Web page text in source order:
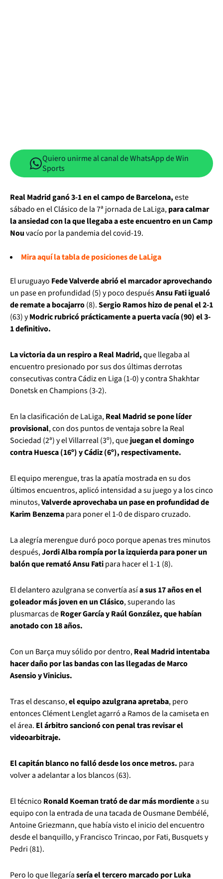
Quiero unirme al canal de WhatsApp de Win
Sports
Real Madrid ganó 3-1 en el campo de Barcelona,este
sábado en el Clásico de la 7ª jornada de LaLiga,para calmar
la ansiedad con la que llegaba a este encuentro en un Camp
Nouvacío por la pandemia del covid-19.
Mira aquí la tabla de posiciones de LaLiga
El uruguayo Fede Valverde abrió el marcador aprovechando
un pase en profundidad (5) y poco despuésAnsu Fati igualó
de remate a bocajarro(8).Sergio Ramos hizo de penal el 2-1
(63) yModric rubricó prácticamente a puerta vacía (90) el 3-
1 definitivo.
La victoria da un respiro a Real Madrid,que llegaba al
encuentro presionado por sus dos últimas derrotas
consecutivas contra Cádiz en Liga (1-0) y contra Shakhtar
Donetsk en Champions (3-2).
En la clasificación de LaLiga,Real Madrid se pone líder
provisional, con dos puntos de ventaja sobre la Real
Sociedad (2ª) y el Villarreal (3º), quejuegan el domingo
contra Huesca (16º) y Cádiz (6º), respectivamente.
El equipo merengue, tras la apatía mostrada en su dos
últimos encuentros, aplicó intensidad a su juego y a los cinco
minutos,Valverde aprovechaba un pase en profundidad de
Karim Benzemapara poner el 1-0 de disparo cruzado.
La alegría merengue duró poco porque apenas tres minutos
después,Jordi Alba rompía por la izquierda para poner un
balón que remató Ansu Fatipara hacer el 1-1 (8).
El delantero azulgrana se convertía asía sus 17 años en el
goleador más joven en un Clásico, superando las
plusmarcas deRoger García y Raúl González, que habían
anotado con 18 años.
Con un Barça muy sólido por dentro,Real Madrid intentaba
hacer daño por las bandas con las llegadas de Marco
Asensio y Vinicius.
Tras el descanso,el equipo azulgrana apretaba, pero
entonces Clément Lenglet agarró a Ramos de la camiseta en
el área. El árbitro sancionó con penal tras revisar el
videoarbitraje.
El capitán blanco no falló desde los once metros. para
volver a adelantar a los blancos (63).
El técnico Ronald Koeman trató de dar más mordientea su
equipo con la entrada de una tacada de Ousmane Dembélé,
Antoine Griezmann, que había visto el inicio del encuentro
desde el banquillo, y Francisco Trincao, por Fati, Busquets y
Pedri (81).
Pero lo que llegaríasería el tercero marcado por Luka